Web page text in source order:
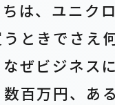
は、ユニク
ときでさえ
ぜビジネス
百万円、あ